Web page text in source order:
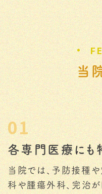
当
01
各専門医療にも
当院では、予防接種
科や腫瘍外科、完治